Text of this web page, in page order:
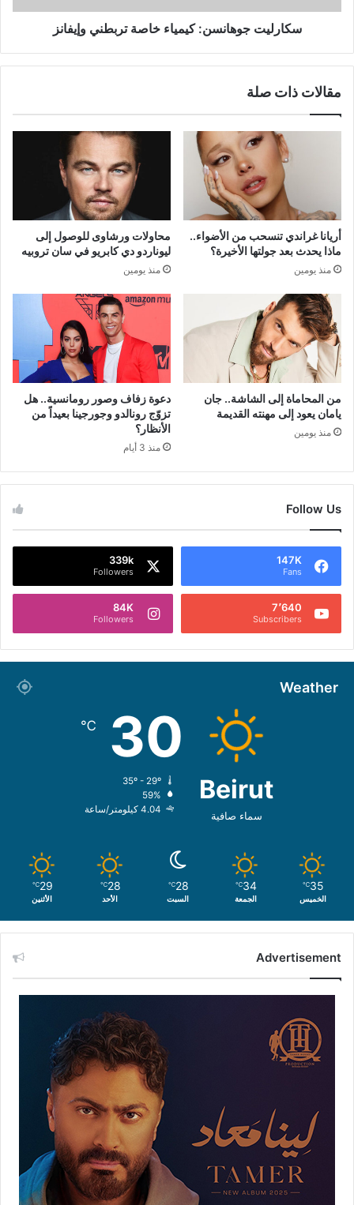
سكارليت جوهانسن: كيمياء خاصة تربطني وإيفانز
مقالات ذات صلة
أريانا غراندي تنسحب من الأضواء..
ماذا يحدث بعد جولتها الأخيرة؟
منذ يومين
محاولات ورشاوى للوصول إلى
ليوناردو دي كابريو في سان تروبيه
منذ يومين
من المحاماة إلى الشاشة.. جان
يامان يعود إلى مهنته القديمة
منذ يومين
دعوة زفاف وصور رومانسية.. هل
تزوّج رونالدو وجورجينا بعيداً من
الأنظار؟
منذ 3 أيام
Follow Us
147K
Fans
339k
Followers
7٬640
Subscribers
84K
Followers
Weather
Beirut
سماء صافية
30
℃
59%
4.04 كيلومتر/ساعة
35
℃
الخميس
34
℃
الجمعة
28
℃
السبت
28
℃
الأحد
29
℃
الأثنين
Advertisement